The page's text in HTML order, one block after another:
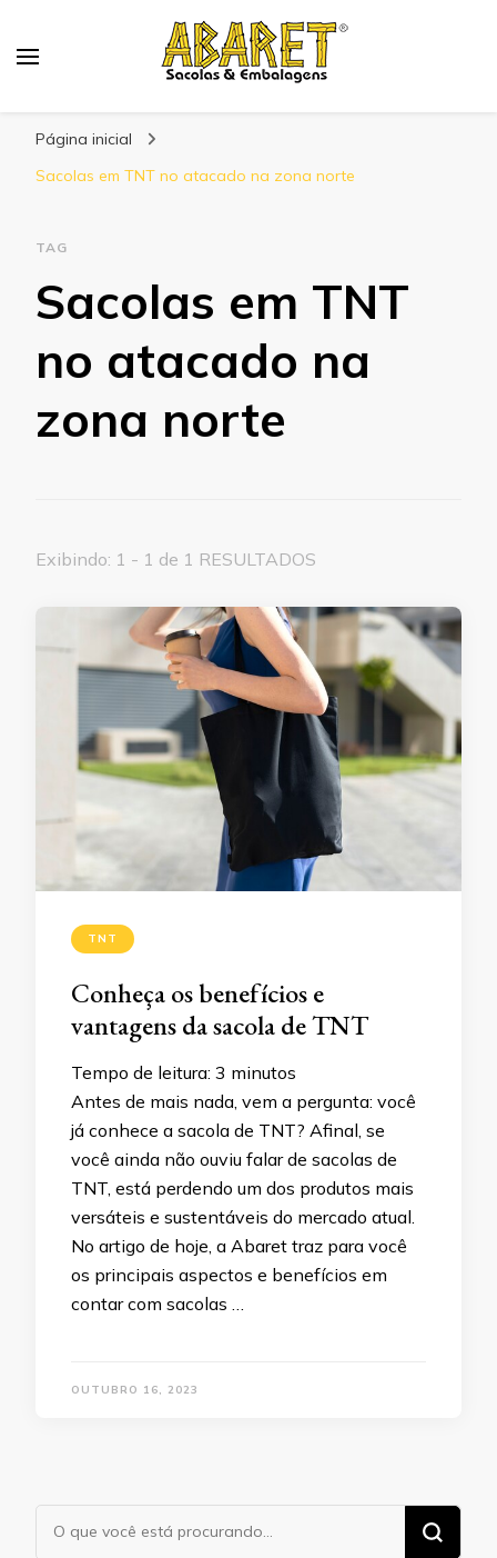
Página inicial
Sacolas em TNT no atacado na zona norte
TAG
Sacolas em TNT
no atacado na
zona norte
Exibindo: 1 - 1 de 1 RESULTADOS
TNT
Conheça os benefícios e
vantagens da sacola de TNT
Tempo de leitura: 3 minutos
Antes de mais nada, vem a pergunta: você
já conhece a sacola de TNT? Afinal, se
você ainda não ouviu falar de sacolas de
TNT, está perdendo um dos produtos mais
versáteis e sustentáveis do mercado atual.
No artigo de hoje, a Abaret traz para você
os principais aspectos e benefícios em
contar com sacolas …
OUTUBRO 16, 2023
Procurando
algo?